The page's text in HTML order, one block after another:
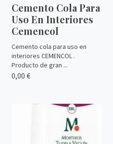
Cemento Cola Para
Uso En Interiores
Cemencol
Cemento cola para uso en
interiores CEMENCOL .
Producto de gran ...
0,00 €